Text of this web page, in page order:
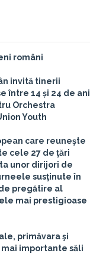
români
invită tinerii
între 14 și 24 de ani
Orchestra
Youth
care reuneşte
cele 27 de ţări
unor dirijori de
susţinute în
pregătire al
mai prestigioase
primăvara şi
importante săli